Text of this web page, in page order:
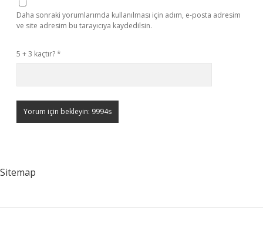
Daha sonraki yorumlarımda kullanılması için adım, e-posta adresim
ve site adresim bu tarayıcıya kaydedilsin.
5 + 3 kaçtır?*
Sitemap